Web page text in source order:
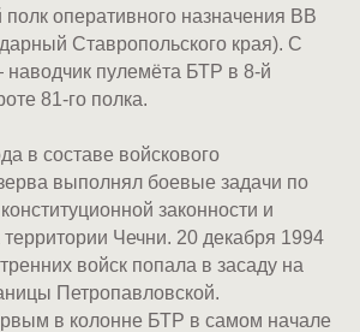
оперативного назначения ВВ
Ставропольского края). С
наводчик пулемёта БТР в 8-й
81-го полка.
в составе войскового
выполнял боевые задачи по
законности и
Чечни. 20 декабря 1994
войск попала в засаду на
Петропавловской.
в колонне БТР в самом начале